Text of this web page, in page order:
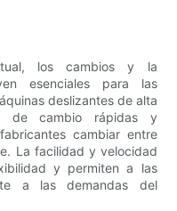
los cambios y la
esenciales para las
deslizantes de alta
de cambio rápidas y
cambiar entre
La facilidad y velocidad
y permiten a las
a las demandas del